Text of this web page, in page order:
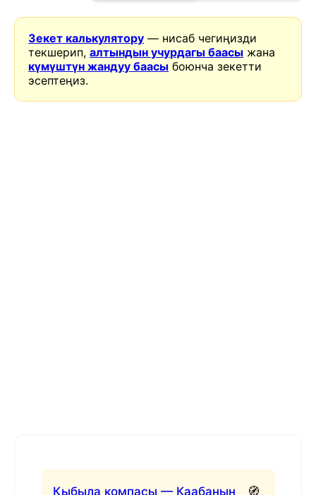
Зекет калькулятору — нисаб чегиңизди
текшерип,алтындын учурдагы баасы жана
күмүштүн жандуу баасы боюнча зекетти
эсептеңиз.
Кыбыла компасы — Каабанын
🧭